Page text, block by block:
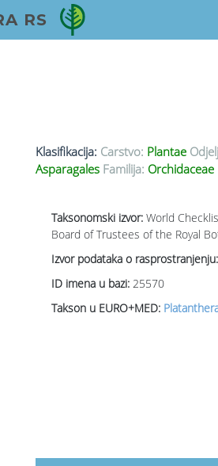
RS
Klasifikacija: Carstvo: Plantae
Asparagales Familija: Orchidaceae
Taksonomski izvor: World
Board of Trustees of the Royal
Izvor podataka o rasprostranjenju:
ID imena u bazi: 25570
Takson u EURO+MED: